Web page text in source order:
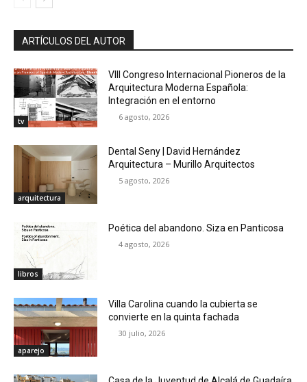
ARTÍCULOS DEL AUTOR
tv
VIII Congreso Internacional Pioneros de la
Arquitectura Moderna Española:
Integración en el entorno
6 agosto, 2026
arquitectura
Dental Seny | David Hernández
Arquitectura – Murillo Arquitectos
5 agosto, 2026
libros
Poética del abandono. Siza en Panticosa
4 agosto, 2026
aparejo
Villa Carolina cuando la cubierta se
convierte en la quinta fachada
30 julio, 2026